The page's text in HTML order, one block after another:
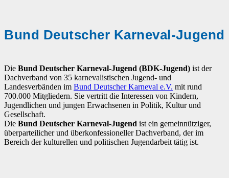
Bund Deutscher Karneval-Jugend
Die Bund Deutscher Karneval-Jugend (BDK-Jugend) ist der
Dachverband von 35 karnevalistischen Jugend- und
Landesverbänden im Bund Deutscher Karneval e.V. mit rund
700.000 Mitgliedern. Sie vertritt die Interessen von Kindern,
Jugendlichen und jungen Erwachsenen in Politik, Kultur und
Gesellschaft.
Die Bund Deutscher Karneval-Jugend ist ein gemeinnütziger,
überparteilicher und überkonfessioneller Dachverband, der im
Bereich der kulturellen und politischen Jugendarbeit tätig ist.